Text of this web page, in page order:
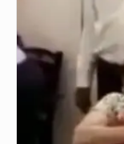
নেওয়ার
ভাইরাল